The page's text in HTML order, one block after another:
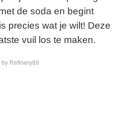
de soda en begint
precies wat je wilt! Deze
vuil los te maken.
Refinery89